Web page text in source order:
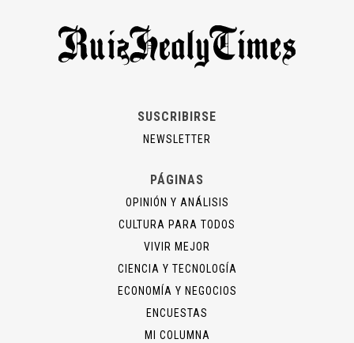
SUSCRIBIRSE
NEWSLETTER
PÁGINAS
OPINIÓN Y ANÁLISIS
CULTURA PARA TODOS
VIVIR MEJOR
CIENCIA Y TECNOLOGÍA
ECONOMÍA Y NEGOCIOS
ENCUESTAS
MI COLUMNA